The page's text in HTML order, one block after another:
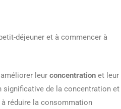
déjeuner et à commencer à
leur concentration et leur
significative de la concentration et
à réduire la consommation